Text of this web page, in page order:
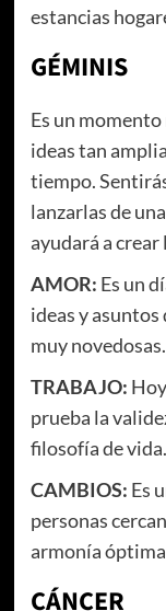
estancias
GÉMINIS
Es un
ideas tan
tiempo.
lanzarlas de
ayudará a
AMOR: Es un
ideas y asuntos
muy novedosas.
TRABAJO:
prueba la
filosofía de vida.
CAMBIOS: Es
personas
armonía
CÁNCER